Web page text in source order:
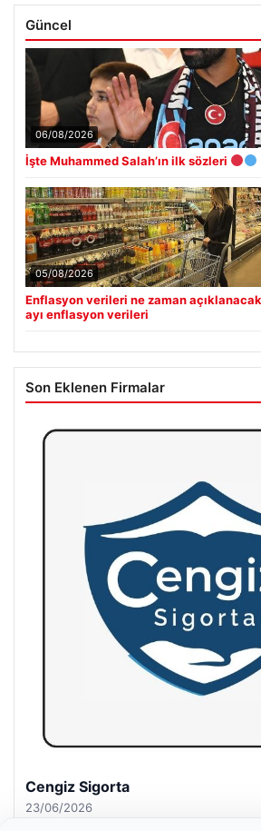
Güncel
06/08/2026
İşte Muhammed Salah’ın ilk sözleri
05/08/2026
Enflasyon verileri ne zaman
ayı enflasyon verileri
Son Eklenen Firmalar
Hastaş Beton
26/05/2026